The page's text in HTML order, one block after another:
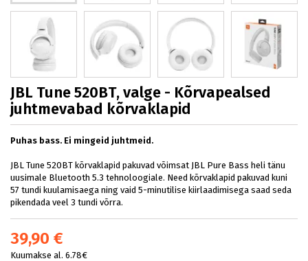
JBL Tune 520BT, valge - Kõrvapealsed
juhtmevabad kõrvaklapid
Puhas bass. Ei mingeid juhtmeid.
JBL Tune 520BT kõrvaklapid pakuvad võimsat JBL Pure Bass heli tänu
uusimale Bluetooth 5.3 tehnoloogiale. Need kõrvaklapid pakuvad kuni
57 tundi kuulamisaega ning vaid 5-minutilise kiirlaadimisega saad seda
pikendada veel 3 tundi võrra.
39,90 €
Kuumakse al. 6.78€